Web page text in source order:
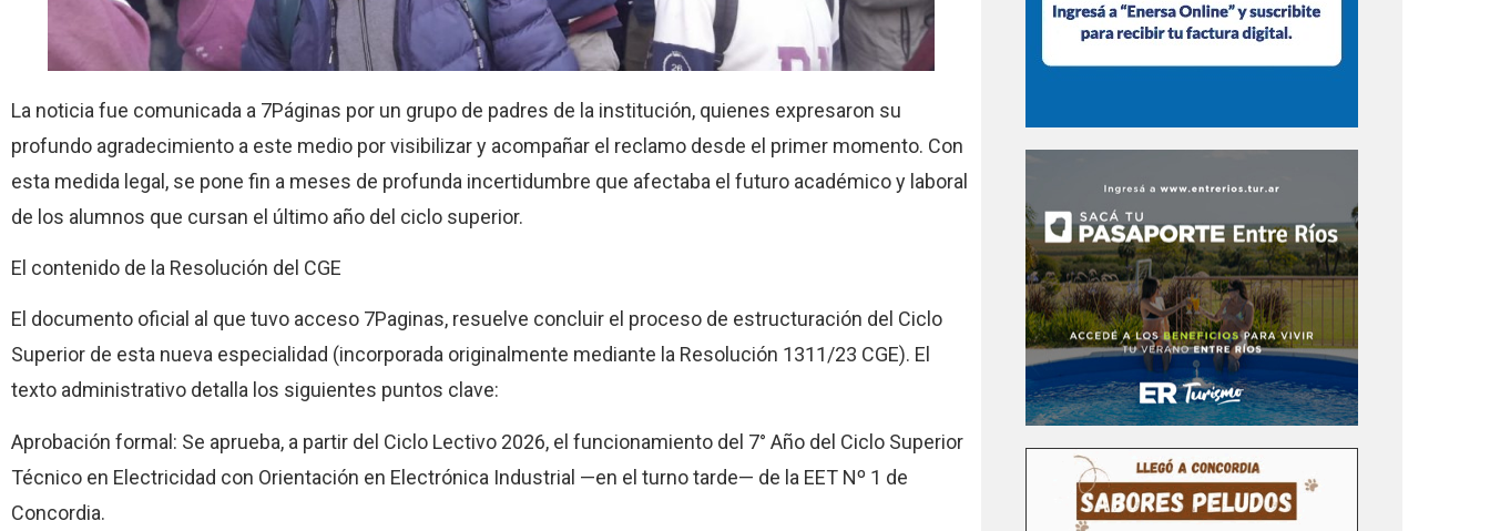
La noticia fue comunicada a 7Páginas por un grupo de padres de la institución, quienes expresaron su
profundo agradecimiento a este medio por visibilizar y acompañar el reclamo desde el primer momento. Con
esta medida legal, se pone fin a meses de profunda incertidumbre que afectaba el futuro académico y laboral
de los alumnos que cursan el último año del ciclo superior.
El contenido de la Resolución del CGE
El documento oficial al que tuvo acceso 7Paginas, resuelve concluir el proceso de estructuración del Ciclo
Superior de esta nueva especialidad (incorporada originalmente mediante la Resolución 1311/23 CGE). El
texto administrativo detalla los siguientes puntos clave:
Aprobación formal: Se aprueba, a partir del Ciclo Lectivo 2026, el funcionamiento del 7° Año del Ciclo Superior
Técnico en Electricidad con Orientación en Electrónica Industrial —en el turno tarde— de la EET Nº 1 de
Concordia.